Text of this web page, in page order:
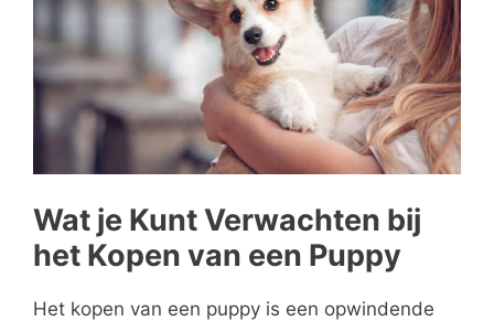
Wat je Kunt Verwachten bij
het Kopen van een Puppy
Het kopen van een puppy is een opwindende